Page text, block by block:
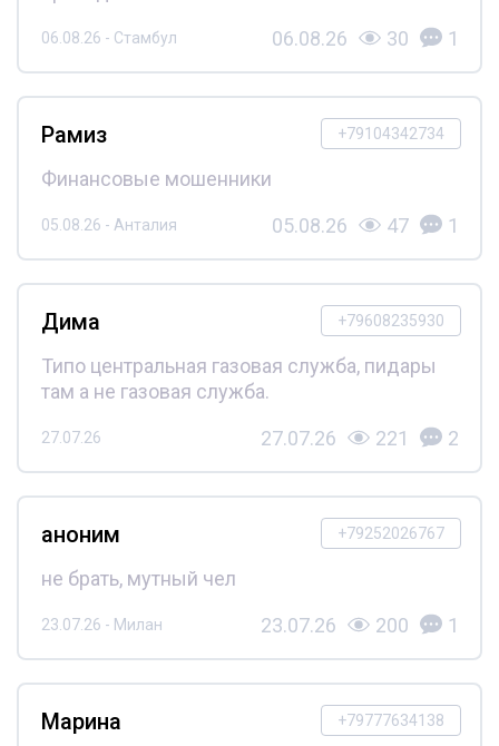
06.08.26 - Стамбул 06.08.26 30 1
+79104342734
Рамиз
Финансовые мошенники
05.08.26 - Анталия 05.08.26 47 1
+79608235930
Дима
Типо центральная газовая служба, пидары
там а не газовая служба.
27.07.26 27.07.26 221 2
+79252026767
аноним
не брать, мутный чел
23.07.26 - Милан 23.07.26 200 1
+79777634138
Марина